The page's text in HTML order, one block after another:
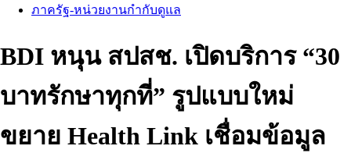
ภาครัฐ-หน่วยงานกำกับดูแล
BDI หนุน สปสช. เปิดบริการ “30
บาทรักษาทุกที่” รูปแบบใหม่
ขยาย Health Link เชื่อมข้อมูล